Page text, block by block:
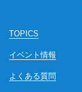
TOPICS
イベント情報
よくある質問